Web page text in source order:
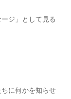
ジ」として見る
に何かを知らせ